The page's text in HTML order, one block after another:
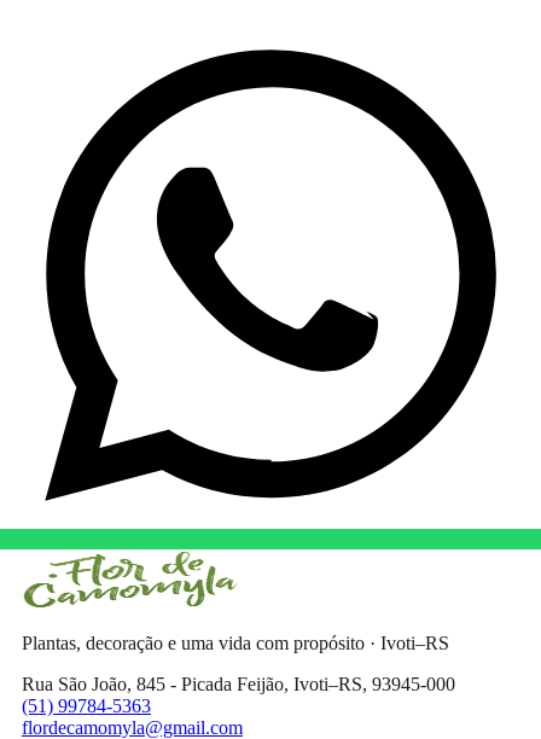
Plantas, decoração e uma vida com propósito · Ivoti–RS
Rua São João, 845 - Picada Feijão, Ivoti–RS, 93945-000
(51) 99784-5363
flordecamomyla@gmail.com